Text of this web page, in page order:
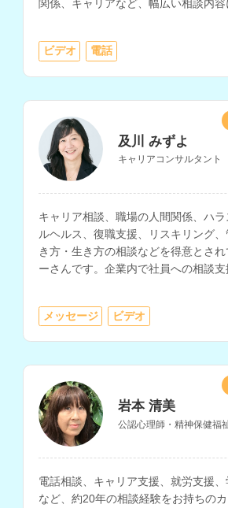
関係、キャリアなど、幅広い相談内容
す。病院での勤務経験や大学講師の
ビデオ 電話
及川 みずよ
キャリアコンサルタント
キャリア相談、職場の人間関係、ハ
ルヘルス、復職支援、リスキリング
き方・生き方の相談などを得意とさ
ーさんです。企業内で社員への相談支
メッセージ ビデオ
岩本 清美
公認心理師・精神保健福
電話相談、キャリア支援、就労支援
など、約20年の相談経験をお持ちの